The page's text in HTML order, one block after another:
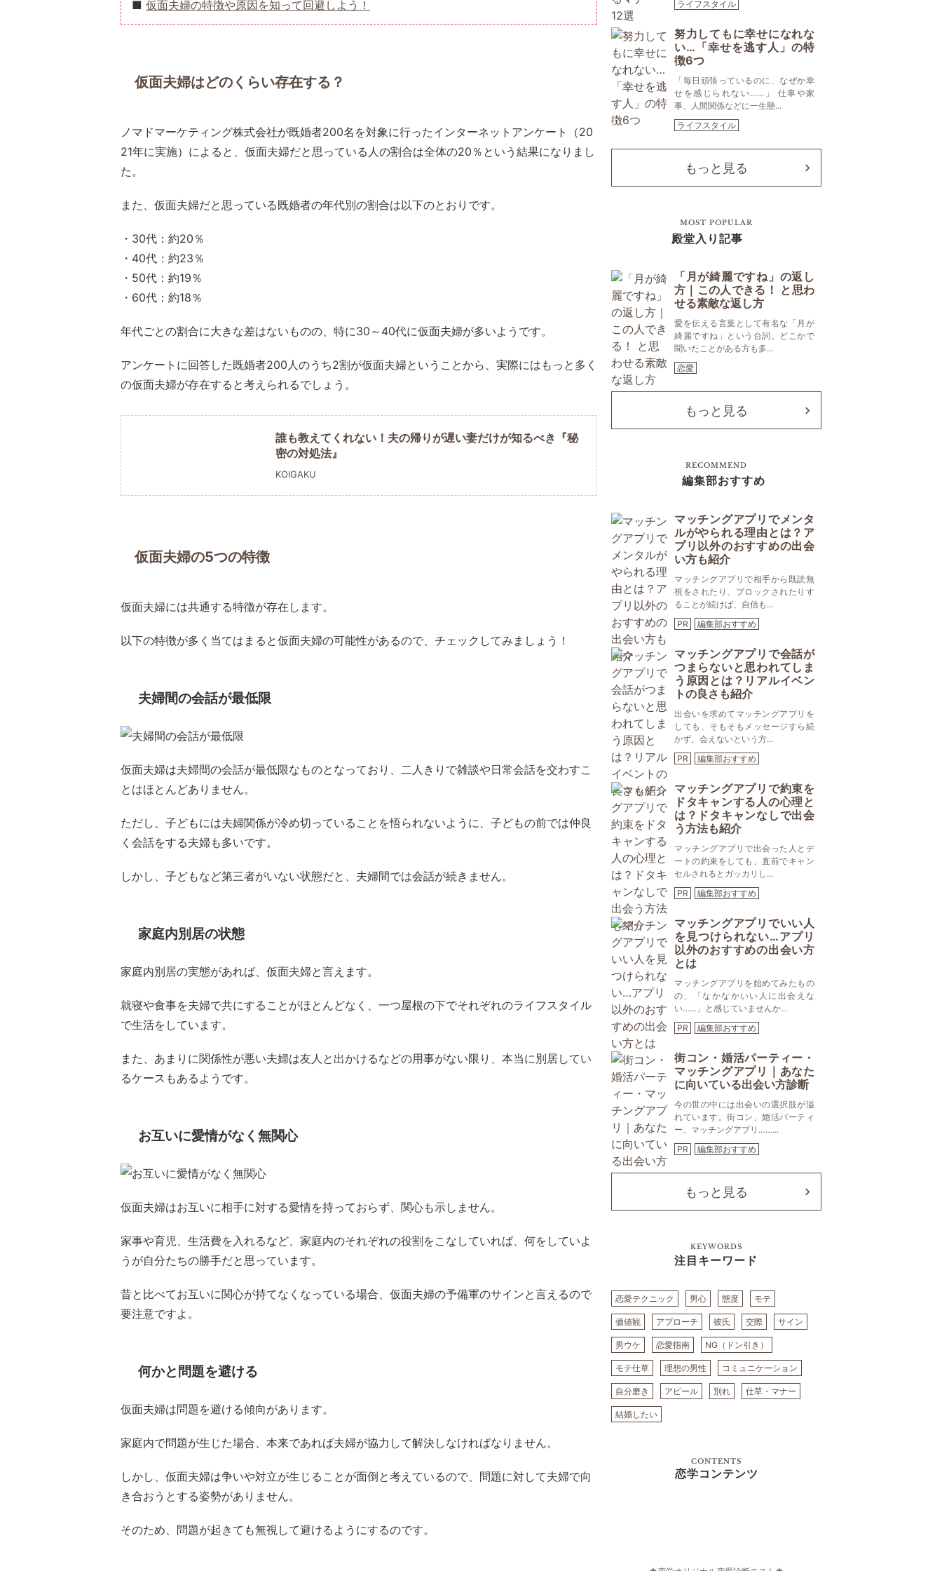
仮面夫婦の特徴や原因を知って回避しよう！
仮面夫婦はどのくらい存在する？
ノマドマーケティング株式会社が既婚者200名を対象に行ったインターネットアンケート（20
21年に実施）によると、仮面夫婦だと思っている人の割合は全体の20％という結果になりまし
た。
また、仮面夫婦だと思っている既婚者の年代別の割合は以下のとおりです。
・30代：約20％
・40代：約23％
・50代：約19％
・60代：約18％
年代ごとの割合に大きな差はないものの、特に30～40代に仮面夫婦が多いようです。
アンケートに回答した既婚者200人のうち2割が仮面夫婦ということから、実際にはもっと多く
の仮面夫婦が存在すると考えられるでしょう。
誰も教えてくれない！夫の帰りが遅い妻だけが知るべき『秘
密の対処法』
KOIGAKU
仮面夫婦の5つの特徴
仮面夫婦には共通する特徴が存在します。
以下の特徴が多く当てはまると仮面夫婦の可能性があるので、チェックしてみましょう！
夫婦間の会話が最低限
仮面夫婦は夫婦間の会話が最低限なものとなっており、二人きりで雑談や日常会話を交わすこ
とはほとんどありません。
ただし、子どもには夫婦関係が冷め切っていることを悟られないように、子どもの前では仲良
く会話をする夫婦も多いです。
しかし、子どもなど第三者がいない状態だと、夫婦間では会話が続きません。
家庭内別居の状態
家庭内別居の実態があれば、仮面夫婦と言えます。
就寝や食事を夫婦で共にすることがほとんどなく、一つ屋根の下でそれぞれのライフスタイル
で生活をしています。
また、あまりに関係性が悪い夫婦は友人と出かけるなどの用事がない限り、本当に別居してい
るケースもあるようです。
お互いに愛情がなく無関心
仮面夫婦はお互いに相手に対する愛情を持っておらず、関心も示しません。
家事や育児、生活費を入れるなど、家庭内のそれぞれの役割をこなしていれば、何をしていよ
うが自分たちの勝手だと思っています。
昔と比べてお互いに関心が持てなくなっている場合、仮面夫婦の予備軍のサインと言えるので
要注意ですよ。
何かと問題を避ける
仮面夫婦は問題を避ける傾向があります。
家庭内で問題が生じた場合、本来であれば夫婦が協力して解決しなければなりません。
しかし、仮面夫婦は争いや対立が生じることが面倒と考えているので、問題に対して夫婦で向
き合おうとする姿勢がありません。
そのため、問題が起きても無視して避けるようにするのです。
ライフスタイル
努力してもに幸せになれな
い…「幸せを逃す人」の特
徴6つ
「毎日頑張っているのに、なぜか幸
せを感じられない……」 仕事や家
事、人間関係などに一生懸...
ライフスタイル
もっと見る
MOST POPULAR
殿堂入り記事
「月が綺麗ですね」の返し
方｜この人できる！ と思わ
せる素敵な返し方
愛を伝える言葉として有名な「月が
綺麗ですね」という台詞。どこかで
聞いたことがある方も多...
恋愛
もっと見る
RECOMMEND
編集部おすすめ
マッチングアプリでメンタ
ルがやられる理由とは？ア
プリ以外のおすすめの出会
い方も紹介
マッチングアプリで相手から既読無
視をされたり、ブロックされたりす
ることが続けば、自信も...
PR
編集部おすすめ
マッチングアプリで会話が
つまらないと思われてしま
う原因とは？リアルイベン
トの良さも紹介
出会いを求めてマッチングアプリを
しても、そもそもメッセージすら続
かず、会えないという方...
PR
編集部おすすめ
マッチングアプリで約束を
ドタキャンする人の心理と
は？ドタキャンなしで出会
う方法も紹介
マッチングアプリで出会った人とデ
ートの約束をしても、直前でキャン
セルされるとガッカリし...
PR
編集部おすすめ
マッチングアプリでいい人
を見つけられない…アプリ
以外のおすすめの出会い方
とは
マッチングアプリを始めてみたもの
の、「なかなかいい人に出会えな
い……」と感じていませんか...
PR
編集部おすすめ
街コン・婚活パーティー・
マッチングアプリ｜あなた
に向いている出会い方診断
今の世の中には出会いの選択肢が溢
れています。街コン、婚活パーティ
ー、マッチングアプリ……...
PR
編集部おすすめ
もっと見る
KEYWORDS
注目キーワード
恋愛テクニック 男心 態度 モテ
価値観 アプローチ 彼氏 交際 サイン
男ウケ 恋愛指南 NG（ドン引き）
モテ仕草 理想の男性 コミュニケーション
自分磨き アピール 別れ 仕草・マナー
結婚したい
CONTENTS
恋学コンテンツ